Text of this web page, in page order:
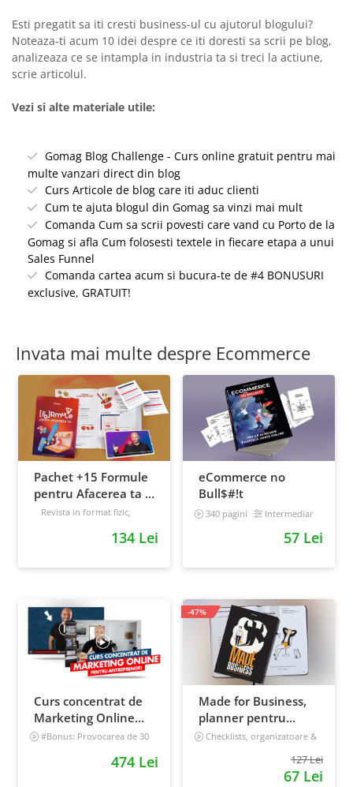
Esti pregatit sa iti cresti business-ul cu ajutorul blogului?
Noteaza-ti acum 10 idei despre ce iti doresti sa scrii pe blog,
analizeaza ce se intampla in industria ta si treci la actiune,
scrie articolul.
Vezi si alte materiale utile:
Gomag Blog Challenge - Curs online gratuit pentru mai
multe vanzari direct din blog
Curs Articole de blog care iti aduc clienti
Cum te ajuta blogul din Gomag sa vinzi mai mult
Comanda Cum sa scrii povesti care vand cu Porto de la
Gomag si afla Cum folosesti textele in fiecare etapa a unui
Sales Funnel
Comanda cartea acum si bucura-te de #4 BONUSURI
exclusive, GRATUIT!
Invata mai multe despre Ecommerce
Pachet +15 Formule
pentru Afacerea ta +
Prompt-uri dedicate
Revista in format fizic,
134 Lei
eCommerce no
Bull$#!t
340 pagini Intermediar
57 Lei
Curs concentrat de
Marketing Online
pentru antreprenori
#Bonus: Provocarea de 30
474 Lei
Made for Business,
planner pentru
afaceri & viata,
Checklists, organizatoare &
127 Lei
67 Lei
-47%